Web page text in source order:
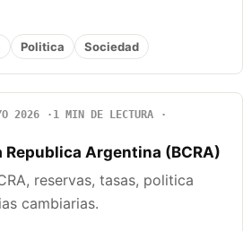
Politica Sociedad
2026
1 MIN DE LECTURA
Republica Argentina (BCRA)
reservas, tasas, politica
cambiarias.